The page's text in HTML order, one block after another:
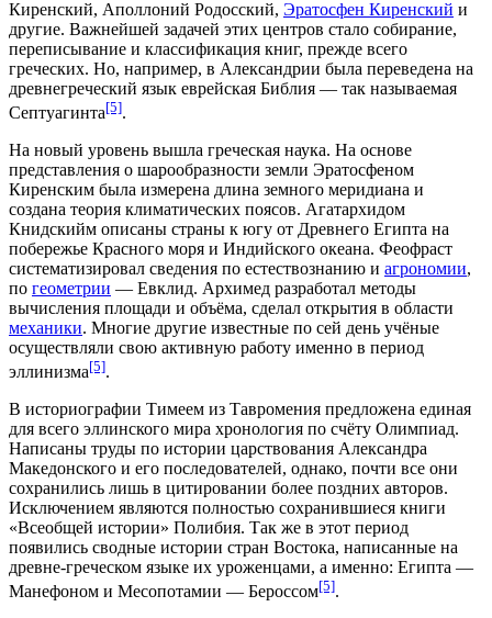
Киренский, Аполлоний Родосский, Эратосфен Киренский и
другие. Важнейшей задачей этих центров стало собирание,
переписывание и классификация книг, прежде всего
греческих. Но, например, в Александрии была переведена на
древнегреческий язык еврейская Библия — так называемая
Септуагинта[5].
На новый уровень вышла греческая наука. На основе
представления о шарообразности земли Эратосфеном
Киренским была измерена длина земного меридиана и
создана теория климатических поясов. Агатархидом
Книдскийм описаны страны к югу от Древнего Египта на
побережье Красного моря и Индийского океана. Феофраст
систематизировал сведения по естествознанию и агрономии,
по геометрии — Евклид. Архимед разработал методы
вычисления площади и объёма, сделал открытия в области
механики. Многие другие известные по сей день учёные
осуществляли свою активную работу именно в период
эллинизма[5].
В историографии Тимеем из Тавромения предложена единая
для всего эллинского мира хронология по счёту Олимпиад.
Написаны труды по истории царствования Александра
Македонского и его последователей, однако, почти все они
сохранились лишь в цитировании более поздних авторов.
Исключением являются полностью сохранившиеся книги
«Всеобщей истории» Полибия. Так же в этот период
появились сводные истории стран Востока, написанные на
древне-греческом языке их уроженцами, а именно: Египта —
Манефоном и Месопотамии — Бероссом[5].